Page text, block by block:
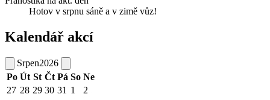
Hotov v srpnu sáně a v zimě vůz!
Kalendář akcí
Srpen2026
Po Út St Čt Pá So Ne
27 28 29 30 31 1
2